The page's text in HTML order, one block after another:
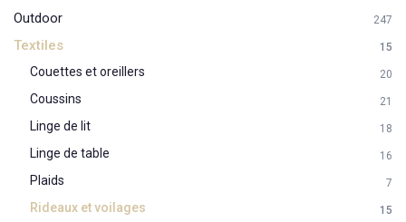
Outdoor 247
Textiles 15
Couettes et oreillers 20
Coussins 21
Linge de lit 18
Linge de table 16
Plaids 7
Rideaux et voilages
15